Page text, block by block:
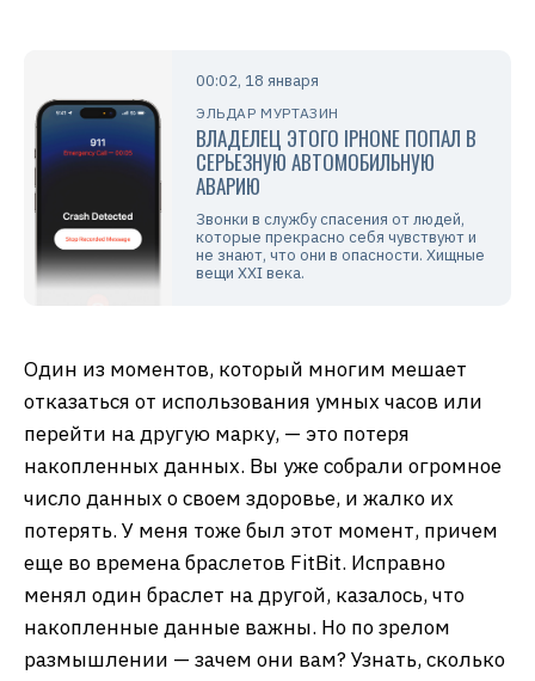
00:02, 18 января
ЭЛЬДАР МУРТАЗИН
ВЛАДЕЛЕЦ ЭТОГО IPHONE ПОПАЛ В
СЕРЬЕЗНУЮ АВТОМОБИЛЬНУЮ
АВАРИЮ
Звонки в службу спасения от людей,
которые прекрасно себя чувствуют и
не знают, что они в опасности. Хищные
вещи XXI века.
Один из моментов, который многим мешает
отказаться от использования умных часов или
перейти на другую марку, — это потеря
накопленных данных. Вы уже собрали огромное
число данных о своем здоровье, и жалко их
потерять. У меня тоже был этот момент, причем
еще во времена браслетов FitBit. Исправно
менял один браслет на другой, казалось, что
накопленные данные важны. Но по зрелом
размышлении — зачем они вам? Узнать, сколько